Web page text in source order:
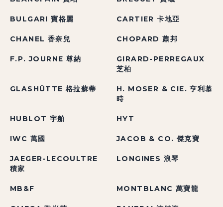
BULGARI 寶格麗 CARTIER 卡地亞
CHANEL 香奈兒 CHOPARD 蕭邦
F.P. JOURNE 尊納
GIRARD-PERREGAUX
芝柏
GLASHÜTTE 格拉蘇蒂
H. MOSER & CIE. 亨利慕
時
HUBLOT 宇舶 HYT
IWC 萬國 JACOB & CO. 傑克寶
JAEGER-LECOULTRE
積家
LONGINES 浪琴
MB&F MONTBLANC 萬寶龍